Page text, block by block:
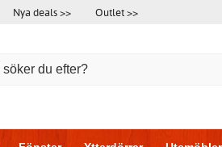
Nya deals >> Outlet >>